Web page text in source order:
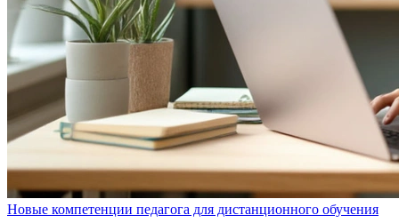
Новые компетенции педагога для дистанционного обучения